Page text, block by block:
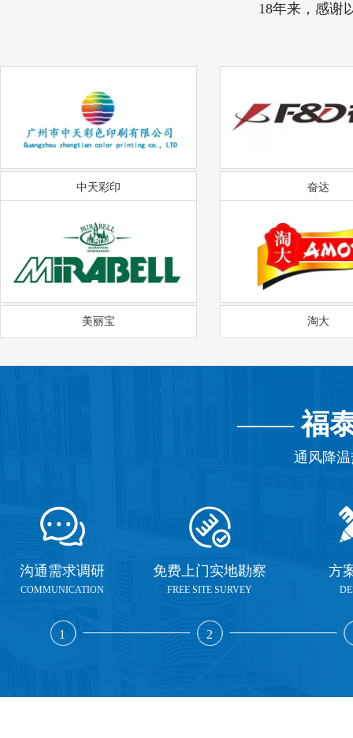
18年来，感谢
中天彩印 奋达
美丽宝 淘大
——福
通风降
沟通需求调研
COMMUNICATION
1
免费上门实地勘察
FREE SITE SURVEY
2
方